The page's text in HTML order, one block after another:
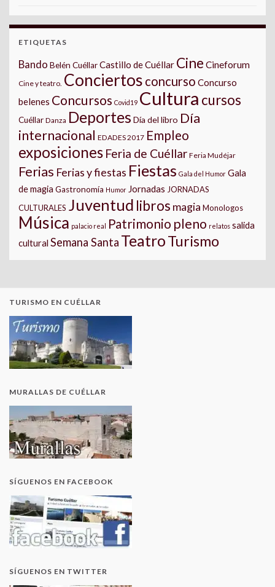
ETIQUETAS
Bando Belén CuéllarCastillo de Cuéllar Cine Cineforum
Cine y teatro. Conciertos concurso Concurso
belenes Concursos Covid19 Cultura cursos
Cuéllar Danza Deportes Día del libro Día
internacional EDADES 2017 Empleo
exposiciones Feria de Cuéllar Feria Mudéjar
Ferias Ferias y fiestas Fiestas Gala del Humor Gala
de magia Gastronomía Humor Jornadas JORNADAS
CULTURALES Juventud libros magia Monologos
Música palacio real Patrimonio pleno relatos salida
cultural Semana Santa TeatroTurismo
TURISMO EN CUÉLLAR
MURALLAS DE CUÉLLAR
SÍGUENOS EN FACEBOOK
SÍGUENOS EN TWITTER